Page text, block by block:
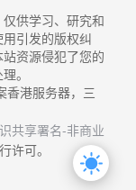
供学习、研究和
引发的版权纠
资源侵犯了您的
。
香港服务器，三
共享署名-非商业
许可。